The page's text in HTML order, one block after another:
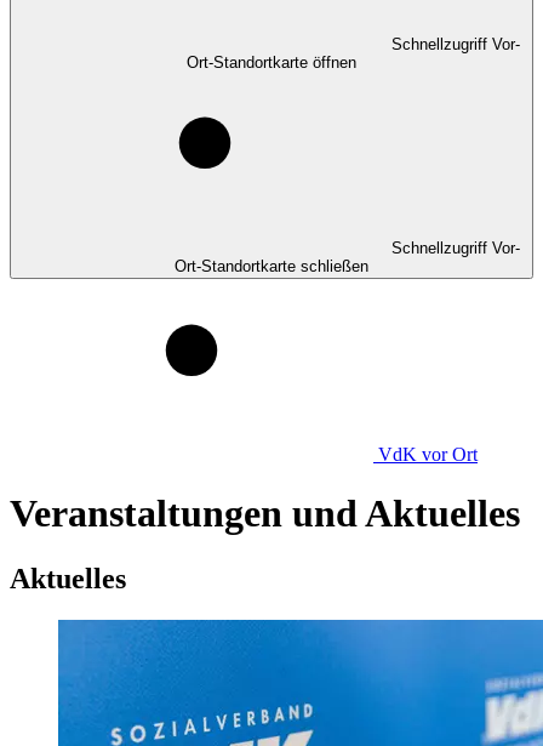
Schnellzugriff Vor-
Ort-Standortkarte öffnen
Schnellzugriff Vor-
Ort-Standortkarte schließen
VdK vor Ort
Veranstaltungen und Aktuelles
Aktuelles